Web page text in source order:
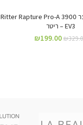
מייבש שיער קצר Ritter Rapture Pro-A 3900
EV3 – ריטר
₪
₪199.00